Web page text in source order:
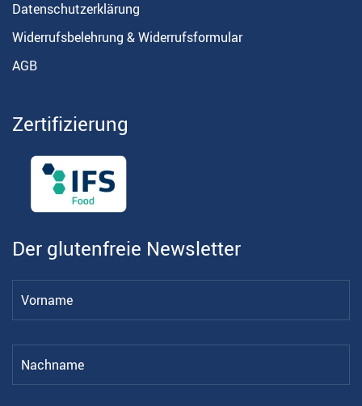
Datenschutzerklärung
Widerrufsbelehrung & Widerrufsformular
AGB
Zertifizierung
Der glutenfreie Newsletter